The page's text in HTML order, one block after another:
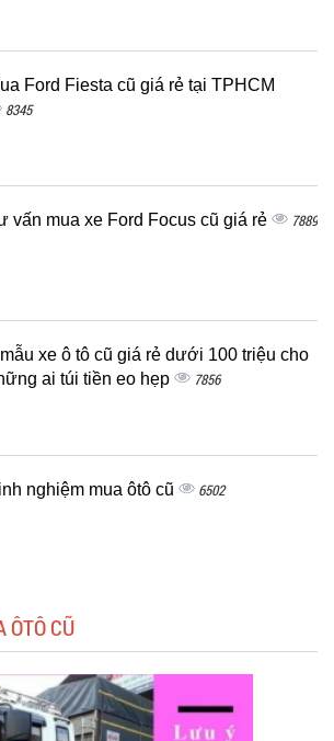
Ford Fiesta cũ giá rẻ tại TPHCM
8345
vấn mua xe Ford Focus cũ giá rẻ 7889
xe ô tô cũ giá rẻ dưới 100 triệu cho
ai túi tiền eo hẹp
7856
nghiệm mua ôtô cũ 6502
ÔTÔ CŨ